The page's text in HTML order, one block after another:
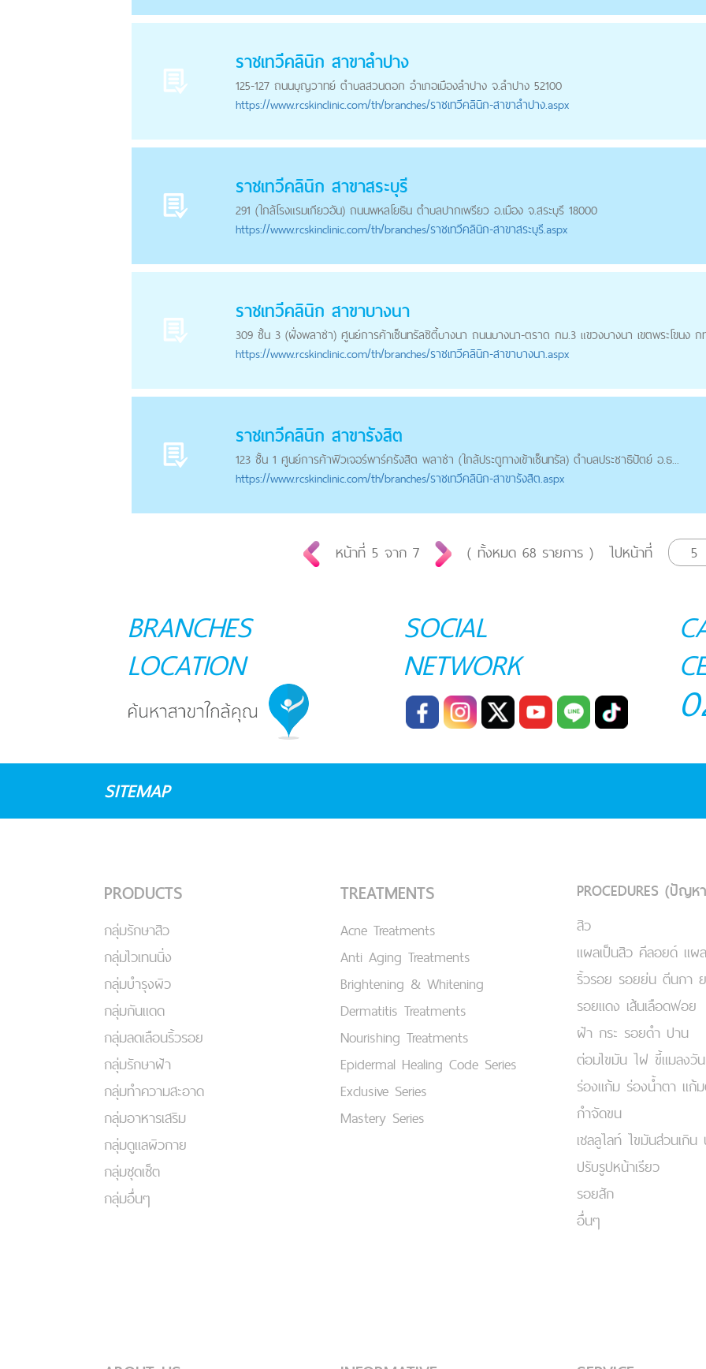
ราชเทวีคลินิก สาขาลำปาง
125-127 ถนนบุญวาทย์ ตำบลสวนดอก อำเภอเมืองลำปาง จ.ลำปาง 52100
https://www.rcskinclinic.com/th/branches/ราชเทวีคลินิก-สาขาลำปาง.aspx
ราชเทวีคลินิก สาขาสระบุรี
291 (ใกล้โรงแรมเกียวอัน) ถนนพหลโยธิน ตำบลปากเพรียว อ.เมือง จ.สระบุรี 18000
https://www.rcskinclinic.com/th/branches/ราชเทวีคลินิก-สาขาสระบุรี.aspx
ราชเทวีคลินิก สาขาบางนา
309 ชั้น 3 (ฝั่งพลาซ่า) ศูนย์การค้าเซ็นทรัลซิตี้บางนา ถนนบางนา-ตราด กม.3 แขวงบางนา เขตพระโขนง ก
https://www.rcskinclinic.com/th/branches/ราชเทวีคลินิก-สาขาบางนา.aspx
ราชเทวีคลินิก สาขารังสิต
123 ชั้น 1 ศูนย์การค้าฟิวเจอร์พาร์ครังสิต พลาซ่า (ใกล้ประตูทางเข้าเซ็นทรัล) ตำบลประชาธิปัตย์ อ.ธ...
https://www.rcskinclinic.com/th/branches/ราชเทวีคลินิก-สาขารังสิต.aspx
หน้าที่ 5 จาก 7 ( ทั้งหมด 68 รายการ ) ไปหน้าที่
BRANCHES
LOCATION
SOCIAL
NETWORK
SITEMAP
PRODUCTS
กลุ่มรักษาสิว
กลุ่มไวเทนนิ่ง
กลุ่มบำรุงผิว
กลุ่มกันแดด
กลุ่มลดเลือนริ้วรอย
กลุ่มรักษาฝ้า
กลุ่มทำความสะอาด
กลุ่มอาหารเสริม
กลุ่มดูแลผิวกาย
กลุ่มชุดเซ็ต
กลุ่มอื่นๆ
TREATMENTS
Acne Treatments
Anti Aging Treatments
Brightening & Whitening
Dermatitis Treatments
Nourishing Treatments
Epidermal Healing Code Series
Exclusive Series
Mastery Series
PROCEDURES (ปัญห
สิว
แผลเป็นสิว คีลอยด์ แผ
ริ้วรอย รอยย่น ตีนกา
รอยแดง เส้นเลือดฟอย
ฝ้า กระ รอยดำ ปาน
ต่อมไขมัน ไฝ ขี้แมลงวั
ร่องแก้ม ร่องน้ำตา แก้
กำจัดขน
เชลลูไลท์ ไขมันส่วนเกิน
ปรับรูปหน้าเรียว
รอยสัก
อื่นๆ